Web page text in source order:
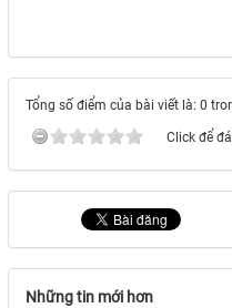
Tổng số điểm của bài viết là: 0
Click để
Những tin mới hơn